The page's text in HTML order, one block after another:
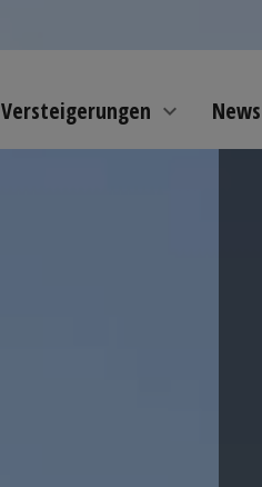
Versteigerungen expand_more News